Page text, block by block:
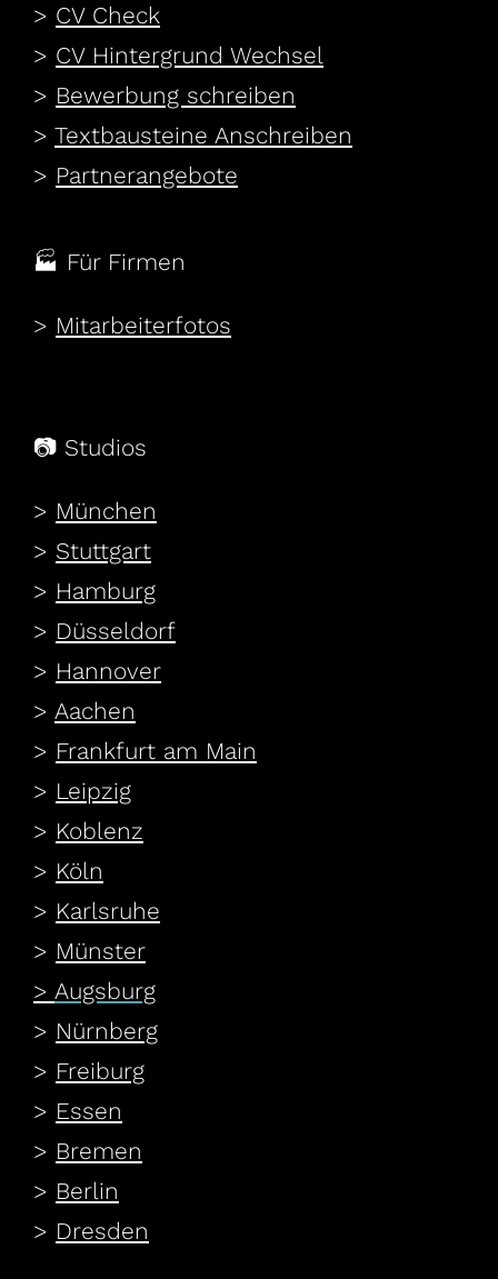
> CV Check
> CV Hintergrund Wechsel
> Bewerbung schreiben
> Textbausteine Anschreiben
> Partnerangebote
🏭 Für Firmen
> Mitarbeiterfotos
📷 Studios
> München
> Stuttgart
> Hamburg
> Düsseldorf
> Hannover
> Aachen
> Frankfurt am Main
> Leipzig
> Koblenz
> Köln
> Karlsruhe
> Münster
> Augsburg
> Nürnberg
> Freiburg
> Essen
> Bremen
> Berlin
> Dresden